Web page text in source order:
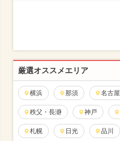
厳選オススメエリア
横浜 那須 名古屋
秩父・長瀞 神戸
札幌 日光 品川